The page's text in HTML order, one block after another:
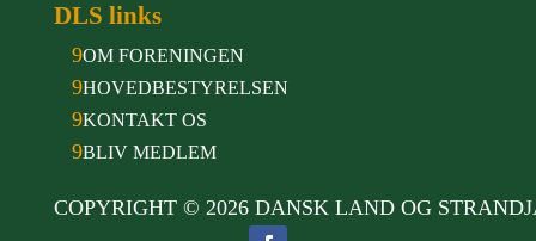
DLS links
9OM FORENINGEN
9HOVEDBESTYRELSEN
9KONTAKT OS
9BLIV MEDLEM
COPYRIGHT © 2026 DANSK LAND OG